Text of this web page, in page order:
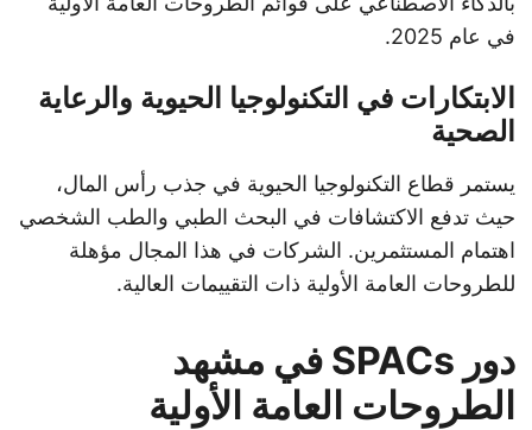
في عام 2025.
الابتكارات في التكنولوجيا الحيوية والرعاية
الصحية
يستمر قطاع التكنولوجيا الحيوية في جذب رأس المال،
حيث تدفع الاكتشافات في البحث الطبي والطب الشخصي
اهتمام المستثمرين. الشركات في هذا المجال مؤهلة
للطروحات العامة الأولية ذات التقييمات العالية.
دور SPACs في مشهد
الطروحات العامة الأولية